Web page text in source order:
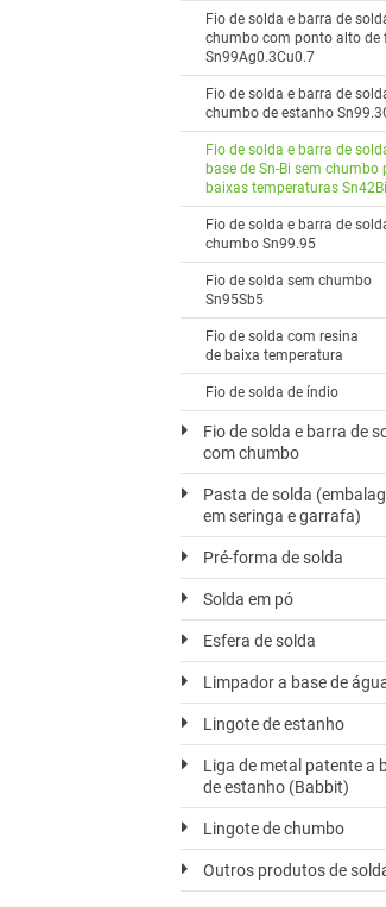
Fio de solda e barra de
chumbo com ponto alto de
Sn99Ag0.3Cu0.7
Fio de solda e barra de
chumbo de estanho
Fio de solda e barra de
base de Sn-Bi sem chumbo
baixas temperaturas
Fio de solda e barra de
chumbo Sn99.95
Fio de solda sem chumbo
Sn95Sb5
Fio de solda com resina
de baixa temperatura
Fio de solda de índio
Fio de solda e barra de
com chumbo
Pasta de solda
em seringa e garrafa)
Pré-forma de solda
Solda em pó
Esfera de solda
Limpador a base de
Lingote de estanho
Liga de metal patente a
de estanho (Babbit)
Lingote de chumbo
Outros produtos de